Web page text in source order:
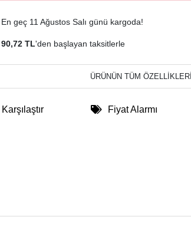
En geç 11 Ağustos Salı günü kargoda!
90,72 TL'den başlayan taksitlerle
ÜRÜNÜN TÜM ÖZELLİKLERİ
Karşılaştır Fiyat Alarmı